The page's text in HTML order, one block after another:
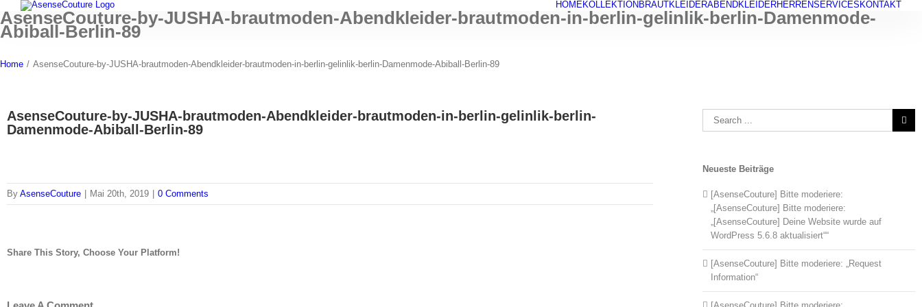
to
content
HOMEKOLLEKTION BRAUTKLEIDERABENDKLEIDERHERRENSERVICES KONTAKT
AsenseCouture-by-JUSHA-brautmoden-Abendkleider-brautmoden-in-berlin-gelinlik-berlin-Damenmode-
Abiball-Berlin-89
Home / AsenseCouture-by-JUSHA-brautmoden-Abendkleider-brautmoden-in-berlin-gelinlik-berlin-Damenmode-Abiball-Berlin-89
AsenseCouture-by-JUSHA-brautmoden-Abendkleider-brautmoden-in-berlin-gelinlik-berlin-
Damenmode-Abiball-Berlin-89
By AsenseCouture Mai 20th, 2019 0 Comments
Share This Story, Choose Your Platform!
Search
for:
Neueste Beiträge
[AsenseCouture] Bitte moderiere:
„[AsenseCouture] Bitte moderiere:
„[AsenseCouture] Deine Website wurde auf
WordPress 5.6.8 aktualisiert““
[AsenseCouture] Bitte moderiere: „Request
Information“